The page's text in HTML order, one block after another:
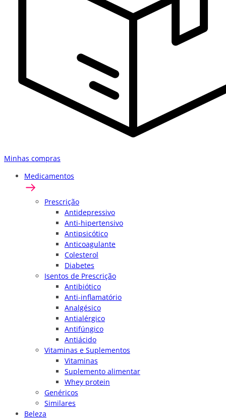
Minhas compras
Medicamentos
Prescrição
Antidepressivo
Anti-hipertensivo
Antipsicótico
Anticoagulante
Colesterol
Diabetes
Isentos de Prescrição
Antibiótico
Anti-inflamatório
Analgésico
Antialérgico
Antifúngico
Antiácido
Vitaminas e Suplementos
Vitaminas
Suplemento alimentar
Whey protein
Genéricos
Similares
Beleza